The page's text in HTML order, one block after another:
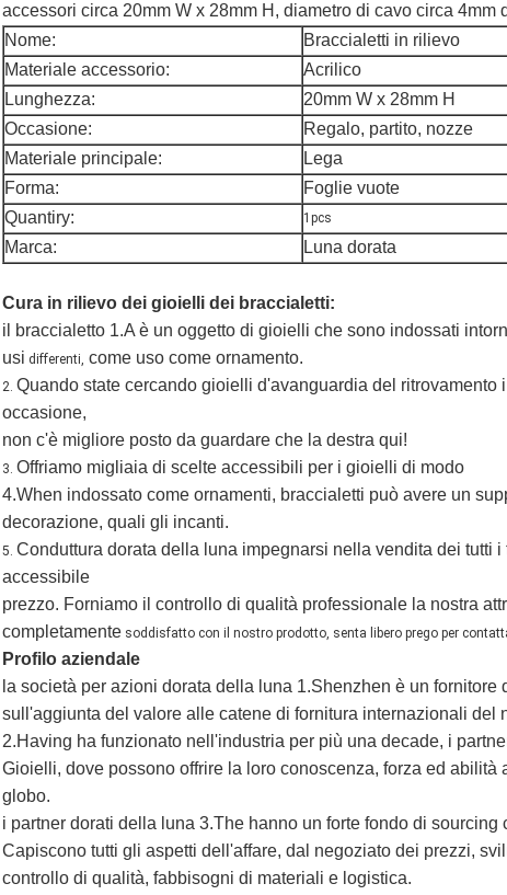
accessori circa 20mm W x 28mm H, diametro di cavo circa 4mm
Nome:
Braccialetti in rilievo
Materiale accessorio:
Acrilico
Lunghezza:
20mm W x 28mm H
Occasione:
Regalo, partito, nozze
Materiale principale:
Lega
Forma:
Foglie vuote
Quantiry:
1pcs
Marca: Luna dorata
Cura in rilievo dei gioielli dei braccialetti:
il braccialetto 1.A è un oggetto di gioielli che sono indossati
usi differenti, come uso come ornamento.
2. Quando state cercando gioielli d'avanguardia del
occasione,
non c'è migliore posto da guardare che la destra qui!
3. Offriamo migliaia di scelte accessibili per i gioielli di modo
4.When indossato come ornamenti, braccialetti può avere un
decorazione, quali gli incanti.
5. Conduttura dorata della luna impegnarsi nella vendita dei tutti
accessibile
prezzo. Forniamo il controllo di qualità professionale la nostra
completamente soddisfatto con il nostro prodotto, senta libero prego per
Profilo aziendale
la società per azioni dorata della luna 1.Shenzhen è un fornitore
sull'aggiunta del valore alle catene di fornitura internazionali del
2.Having ha funzionato nell'industria per più una decade, i
Gioielli, dove possono offrire la loro conoscenza, forza ed abilità
globo.
i partner dorati della luna 3.The hanno un forte fondo di sourcing
Capiscono tutti gli aspetti dell'affare, dal negoziato dei prezzi,
controllo di qualità, fabbisogni di materiali e logistica.